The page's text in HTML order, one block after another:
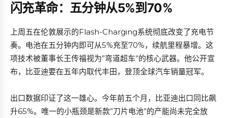
闪充革命：五分钟从5%到70%
上周五在伦敦展示的Flash-Charging系统彻底改变了充电节
奏。电池在五分钟内即可从5%充至70%，续航里程暴增。这
项技术被董事长王传福视为”弯道超车”的核心武器。他公开宣
布，比亚迪要在五年内取代丰田，登顶全球汽车销量冠军。
出口数据印证了这一雄心。今年前五个月，比亚迪出口同比飙
升65%。唯一的小瓶颈是新款”刀片电池”的产能尚未完全放